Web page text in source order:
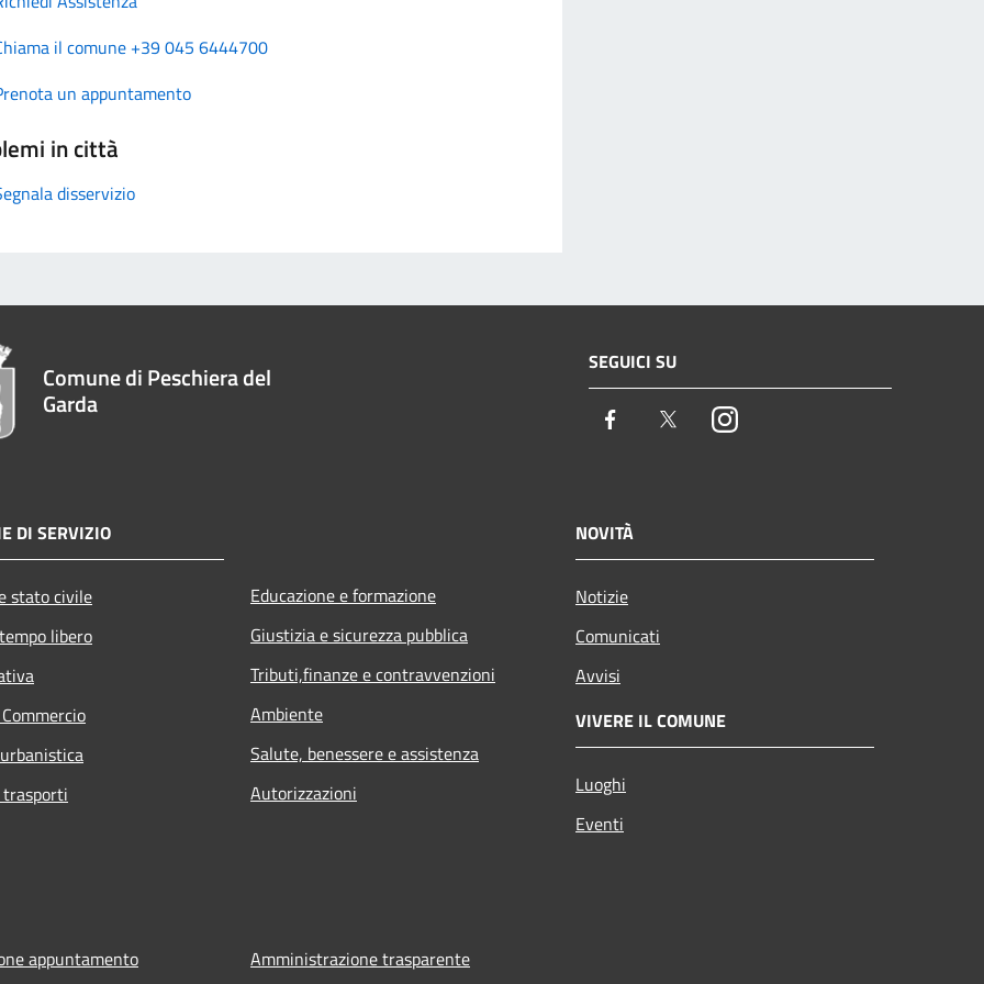
il comune +39 045 6444700
un appuntamento
in città
disservizio
Comune di Peschiera del
Garda
SEGUICI SU
Facebook TwitterInstagram
DI SERVIZIO
stato civile
libero
Educazione e formazione
Giustizia e sicurezza pubblica
Tributi,finanze e contravvenzioni
Ambiente
Salute, benessere e assistenza
Autorizzazioni
NOVITÀ
Notizie
Comunicati
Avvisi
VIVERE IL COMUNE
Luoghi
Eventi
appuntamento Amministrazione trasparente